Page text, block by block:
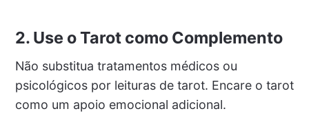
2. Use o Tarot como Complemento
Não substitua tratamentos médicos ou
psicológicos por leituras de tarot. Encare o tarot
como um apoio emocional adicional.